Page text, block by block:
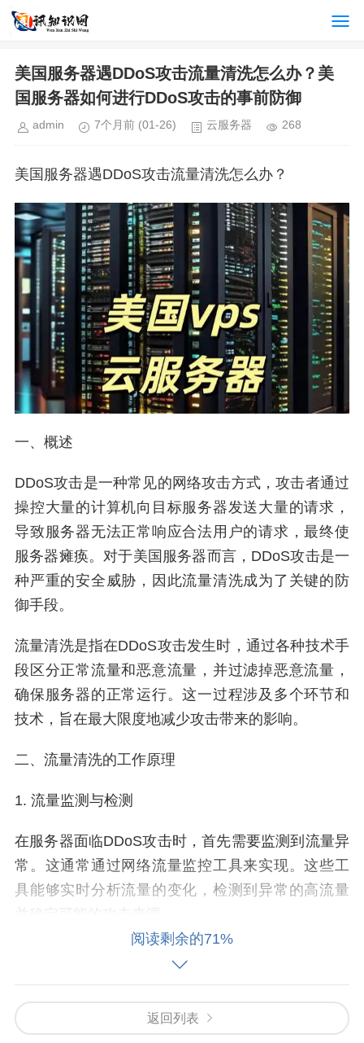
美国服务器遇DDoS攻击流量清洗怎么办？美
国服务器如何进行DDoS攻击的事前防御
admin 7个月前 (01-26) 云服务器 268
美国服务器遇DDoS攻击流量清洗怎么办？
一、概述
DDoS攻击是一种常见的网络攻击方式，攻击者通过
操控大量的计算机向目标服务器发送大量的请求，
导致服务器无法正常响应合法用户的请求，最终使
服务器瘫痪。对于美国服务器而言，DDoS攻击是一
种严重的安全威胁，因此流量清洗成为了关键的防
御手段。
流量清洗是指在DDoS攻击发生时，通过各种技术手
段区分正常流量和恶意流量，并过滤掉恶意流量，
确保服务器的正常运行。这一过程涉及多个环节和
技术，旨在最大限度地减少攻击带来的影响。
二、流量清洗的工作原理
1. 流量监测与检测
在服务器面临DDoS攻击时，首先需要监测到流量异
常。这通常通过网络流量监控工具来实现。这些工
具能够实时分析流量的变化，检测到异常的高流量
并确定可能的攻击来源。
分析。通过分析流量的特征，例如请求的IP地址、
阅读剩余的71%
返回列表